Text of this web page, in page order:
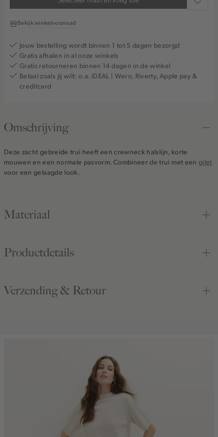
Bekijk winkelvoorraad
Jouw bestelling wordt binnen 1 tot 5 dagen bezorgd
Gratis afhalen in al onze winkels
Gratis retourneren binnen 14 dagen in de winkel
Betaal zoals jij wilt: o.a. iDEAL | Wero, Riverty, Apple pay &
creditcard
Omschrijving
Deze zacht gebreide trui heeft een crewneck halslijn, korte
mouwen en een normale pasvorm. Combineer de trui met een gilet
voor een gelaagde look.
Materiaal
Productdetails
Verzending & Retour